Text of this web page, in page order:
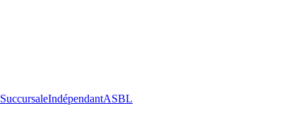
SuccursaleIndépendantASBL